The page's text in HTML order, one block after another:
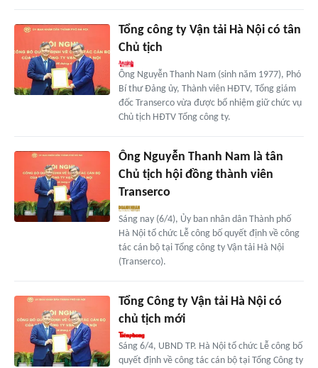
Tổng công ty Vận tải Hà Nội có tân
Chủ tịch
Ông Nguyễn Thanh Nam (sinh năm 1977), Phó
Bí thư Đảng ủy, Thành viên HĐTV, Tổng giám
đốc Transerco vừa được bổ nhiệm giữ chức vụ
Chủ tịch HĐTV Tổng công ty.
Ông Nguyễn Thanh Nam là tân
Chủ tịch hội đồng thành viên
Transerco
Sáng nay (6/4), Ủy ban nhân dân Thành phố
Hà Nội tổ chức Lễ công bố quyết định về công
tác cán bộ tại Tổng công ty Vận tải Hà Nội
(Transerco).
Tổng Công ty Vận tải Hà Nội có
chủ tịch mới
Sáng 6/4, UBND TP. Hà Nội tổ chức Lễ công bố
quyết định về công tác cán bộ tại Tổng Công ty